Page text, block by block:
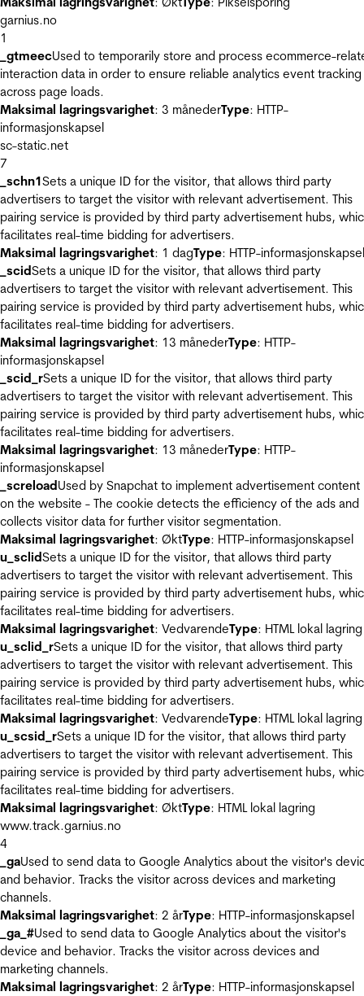
garnius.no
1
_gtmeecUsed to temporarily store and process ecommerce-
interaction data in order to ensure reliable analytics event tracking
across page loads.
Maksimal lagringsvarighet: 3 månederType: HTTP-
informasjonskapsel
sc-static.net
7
_schn1Sets a unique ID for the visitor, that allows third party
advertisers to target the visitor with relevant advertisement. This
pairing service is provided by third party advertisement hubs,
facilitates real-time bidding for advertisers.
Maksimal lagringsvarighet: 1 dagType: HTTP-informasjonskapsel
_scidSets a unique ID for the visitor, that allows third party
advertisers to target the visitor with relevant advertisement. This
pairing service is provided by third party advertisement hubs,
facilitates real-time bidding for advertisers.
Maksimal lagringsvarighet: 13 månederType: HTTP-
informasjonskapsel
_scid_rSets a unique ID for the visitor, that allows third party
advertisers to target the visitor with relevant advertisement. This
pairing service is provided by third party advertisement hubs,
facilitates real-time bidding for advertisers.
Maksimal lagringsvarighet: 13 månederType: HTTP-
informasjonskapsel
_screloadUsed by Snapchat to implement advertisement content
on the website - The cookie detects the efficiency of the ads and
collects visitor data for further visitor segmentation.
Maksimal lagringsvarighet: ØktType: HTTP-informasjonskapsel
u_sclidSets a unique ID for the visitor, that allows third party
advertisers to target the visitor with relevant advertisement. This
pairing service is provided by third party advertisement hubs,
facilitates real-time bidding for advertisers.
Maksimal lagringsvarighet: VedvarendeType: HTML lokal lagring
u_sclid_rSets a unique ID for the visitor, that allows third party
advertisers to target the visitor with relevant advertisement. This
pairing service is provided by third party advertisement hubs,
facilitates real-time bidding for advertisers.
Maksimal lagringsvarighet: VedvarendeType: HTML lokal lagring
u_scsid_rSets a unique ID for the visitor, that allows third party
advertisers to target the visitor with relevant advertisement. This
pairing service is provided by third party advertisement hubs,
facilitates real-time bidding for advertisers.
Maksimal lagringsvarighet: ØktType: HTML lokal lagring
www.track.garnius.no
4
_gaUsed to send data to Google Analytics about the visitor's
and behavior. Tracks the visitor across devices and marketing
channels.
Maksimal lagringsvarighet: 2 årType: HTTP-informasjonskapsel
_ga_#Used to send data to Google Analytics about the visitor's
device and behavior. Tracks the visitor across devices and
marketing channels.
Maksimal lagringsvarighet: 2 årType: HTTP-informasjonskapsel